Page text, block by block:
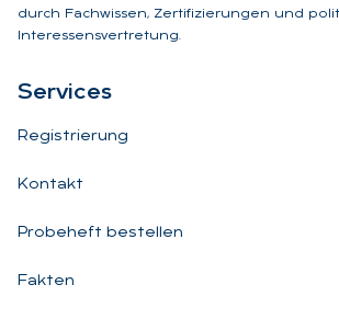
durch Fachwissen, Zertifizierungen und
Interessensvertretung.
Ser­vices
Registrierung
Kontakt
Probeheft bestellen
Fakten